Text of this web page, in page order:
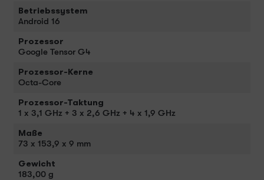
Betriebssystem
Android 16
Prozessor
Google Tensor G4
Prozessor-Kerne
Octa-Core
Prozessor-Taktung
1 x 3,1 GHz + 3 x 2,6 GHz + 4 x 1,9 GHz
Maße
73 x 153,9 x 9 mm
Gewicht
183,00 g